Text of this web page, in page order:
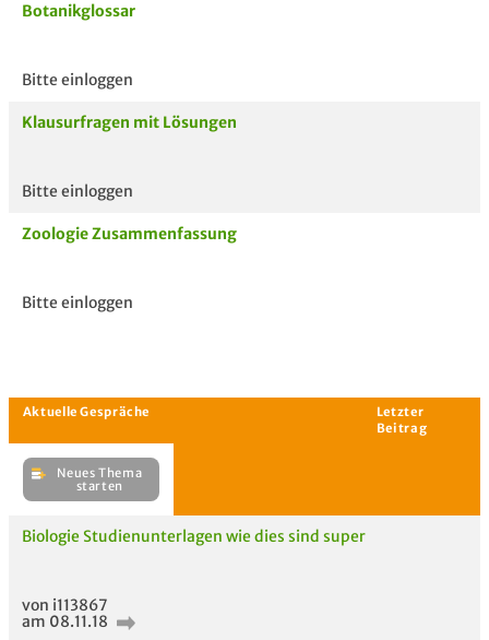
Unterlagen
Botanikglossar
Bitte einloggen
Klausurfragen mit Lösungen
Bitte einloggen
Zoologie Zusammenfassung
Bitte einloggen
Biologie Studienunterlagen wie dies sind super
von i113867
am 08.11.18